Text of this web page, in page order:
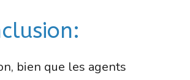
bien que les agents